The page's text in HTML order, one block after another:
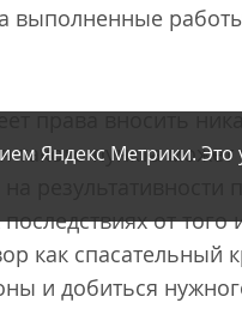
выполненные
права вносить
пункта может
результативности
от того
как спасательный
и добиться
Яндекс Метрики. Это